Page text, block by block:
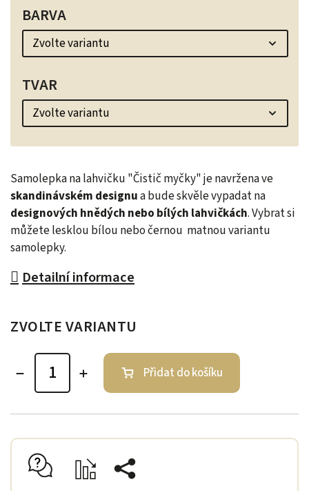
Samolepka na lahvičku "Čistič myčky" je navržena ve
skandinávském designua bude skvěle vypadat na
designových hnědých nebo bílých lahvičkách. Vybrat si
můžete lesklou bílou nebo černou matnou variantu
samolepky.
Detailní informace
BARVA
TVAR
ZVOLTE VARIANTU
Přidat do košíku